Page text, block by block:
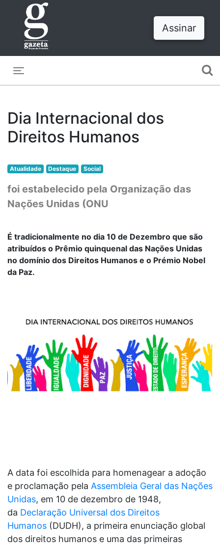
Assinar
Dia Internacional dos
Direitos Humanos
Atualidade Destaque Social
foi estabelecido pela Organização das
Nações Unidas (ONU
É tradicionalmente no dia 10 de Dezembro que são
atribuídos o Prêmio quinquenal das Nações Unidas
no domínio dos Direitos Humanos e o Prémio Nobel
da Paz.
A data foi escolhida para homenagear a adoção
e proclamação pela Assembleia Geral das Nações
Unidas, em 10 de dezembro de 1948,
da Declaração Universal dos Direitos
Humanos (DUDH), a primeira enunciação global
dos direitos humanos e uma das primeiras